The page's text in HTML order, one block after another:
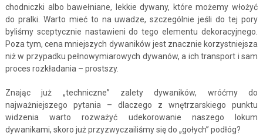
chodniczki albo bawełniane, lekkie dywany, które możemy włożyć
do pralki. Warto mieć to na uwadze, szczególnie jeśli do tej pory
byliśmy sceptycznie nastawieni do tego elementu dekoracyjnego.
Poza tym, cena mniejszych dywaników jest znacznie korzystniejsza
niż w przypadku pełnowymiarowych dywanów, a ich transport i sam
proces rozkładania – prostszy.
Znając już „techniczne” zalety dywaników, wróćmy do
najważniejszego pytania – dlaczego z wnętrzarskiego punktu
widzenia warto rozważyć udekorowanie naszego lokum
dywanikami, skoro już przyzwyczailiśmy się do „gołych” podłóg?